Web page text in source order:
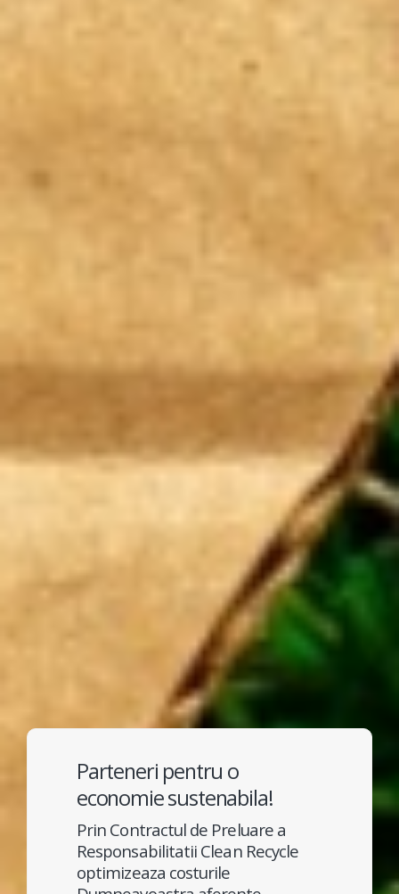
Parteneri pentru o
economie sustenabila!
Prin Contractul de Preluare a
Responsabilitatii Clean Recycle
optimizeaza costurile